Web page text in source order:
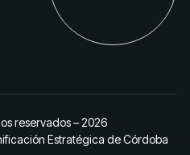
reservados – 2026
Estratégica de Córdoba